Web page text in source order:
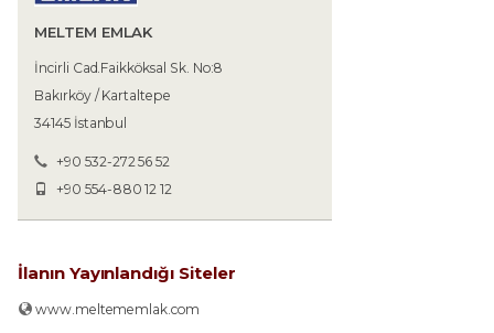
MELTEM EMLAK
İncirli Cad.Faikköksal Sk. No:8
Bakırköy / Kartaltepe
34145 İstanbul
+90 532-272 56 52
+90 554-880 12 12
İlanın Yayınlandığı Siteler
www.meltememlak.com